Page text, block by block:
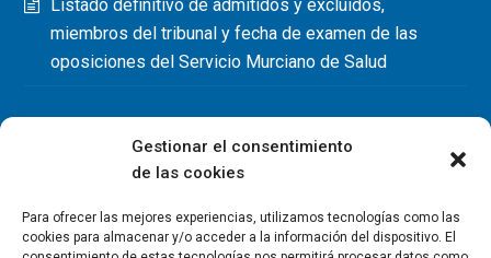
Gestionar el consentimiento
de las cookies
Para ofrecer las mejores experiencias, utilizamos tecnologías como las
cookies para almacenar y/o acceder a la información del dispositivo. El
Listado definitivo de admitidos y excluidos,
miembros del tribunal y fecha de examen de las
oposiciones del Servicio Murciano de Salud